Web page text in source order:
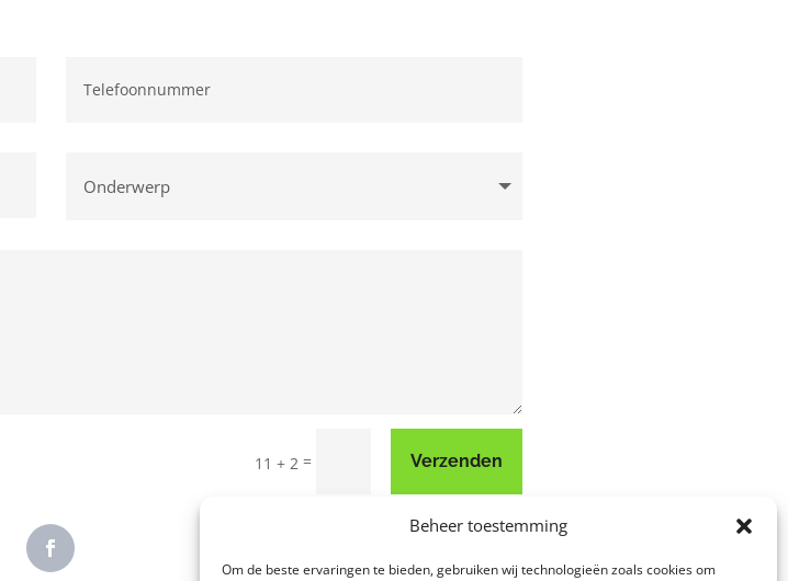
Beheer toestemming
Om de beste ervaringen te bieden, gebruiken wij technologieën zoals cookies om
11 + 2 = Verzenden